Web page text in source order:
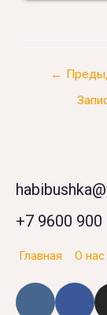
←
+7 9600 900
Главная О нас